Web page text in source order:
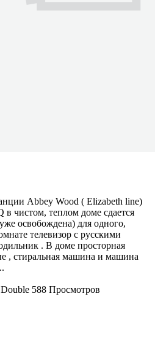
Abbey Wood ( Elizabeth line)
в чистом, теплом доме сдается
освобождена) для одного,
телевизор с русскими
. В доме просторная
, стиральная машина и машина
588 Просмотров